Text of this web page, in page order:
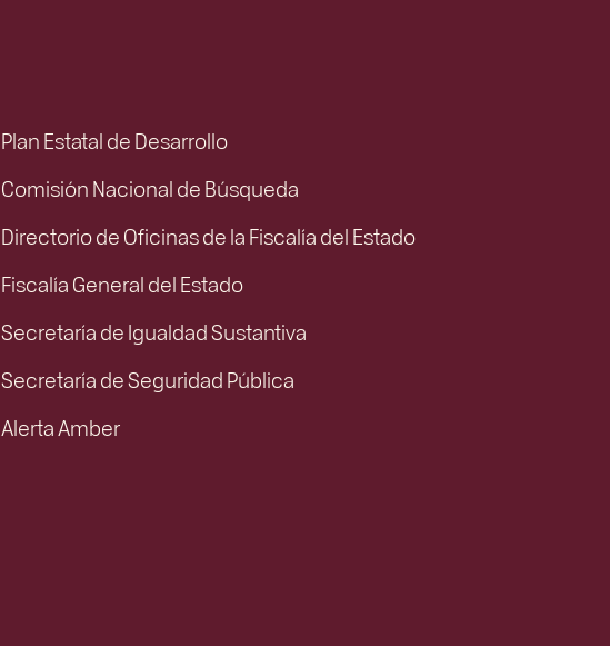
Plan Estatal de Desarrollo
Comisión Nacional de Búsqueda
Directorio de Oficinas de la Fiscalía del Estado
Fiscalía General del Estado
Secretaría de Igualdad Sustantiva
Secretaría de Seguridad Pública
Alerta Amber